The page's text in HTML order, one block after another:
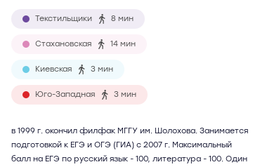
Текстильщики 8 мин
Стахановская 14 мин
Киевская 3 мин
Юго-Западная 3 мин
в 1999 г. окончил филфак МГГУ им. Шолохова. Занимается
подготовкой к ЕГЭ и ОГЭ (ГИА) с 2007 г. Максимальный
балл на ЕГЭ по русский язык - 100, литература - 100. Один